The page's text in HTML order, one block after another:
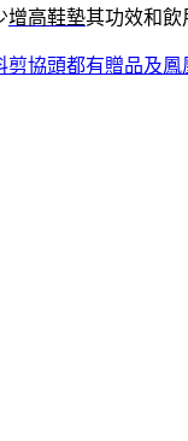
增高鞋墊其功效和飲
剪協頭都有贈品及